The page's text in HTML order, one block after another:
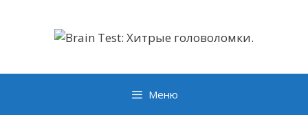
содержимому
Меню